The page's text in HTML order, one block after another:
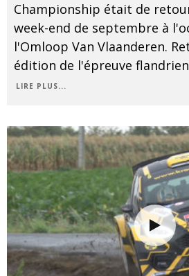
Championship était de
week-end de septembre à
l'Omloop Van Vlaanderen.
édition de l'épreuve
LIRE PLUS...